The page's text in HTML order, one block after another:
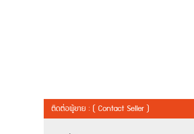
ติดต่อผู้ขาย : ( Contact Seller )